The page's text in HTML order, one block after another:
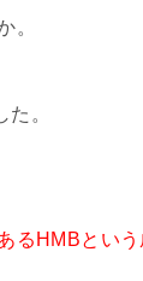
。
。
るHMBという